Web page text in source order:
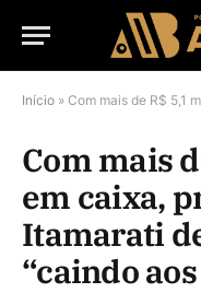
Início » Com mais de R$ 5,1 milhões
Com mais
em caixa,
Itamarati
“caindo